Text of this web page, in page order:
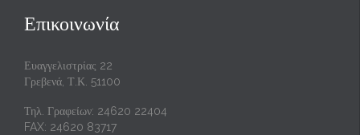
Επικοινωνία
Ευαγγελιστρίας 22
Γρεβενά, Τ.Κ. 51100
Τηλ. Γραφείων: 24620 22404
FAX: 24620 83717